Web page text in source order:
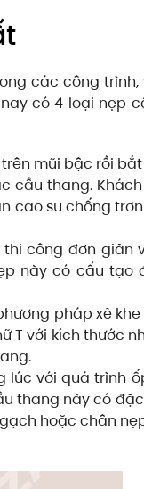
các công trình,
có 4 loại nẹp
mũi bậc rồi
cầu thang.
cao su chống
công đơn giản
này có cấu tạo
pháp xẻ
T với kích thước
lúc với quá trình
thang này có
hoặc chân